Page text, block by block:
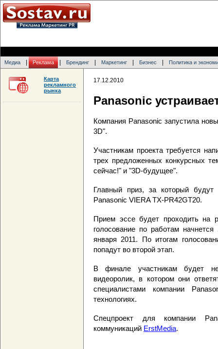
Медиа Реклама Брендинг Маркетинг Бизнес Политика и
17.12.2010
Panasonic
Компания Panasonic запустила
3D".
Участникам проекта требуется
трех предложенных конкурсных
сейчас!" и "3D-будущее".
Главный приз, за который будут
Panasonic VIERA TX-PR42GT20.
Прием эссе будет проходить на
голосование по работам
января 2011. По итогам
попадут во второй этап.
В финале участникам будет
видеоролик, в котором они
специалистами компании
технологиях.
Спецпроект для компании
коммуникаций ErstMedia.
Карта
рекламного
рынка